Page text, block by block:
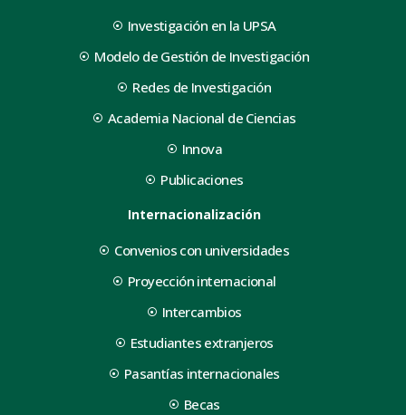
Investigación en la UPSA
Modelo de Gestión de Investigación
Redes de Investigación
Academia Nacional de Ciencias
Innova
Publicaciones
Internacionalización
Convenios con universidades
Proyección internacional
Intercambios
Estudiantes extranjeros
Pasantías internacionales
Becas